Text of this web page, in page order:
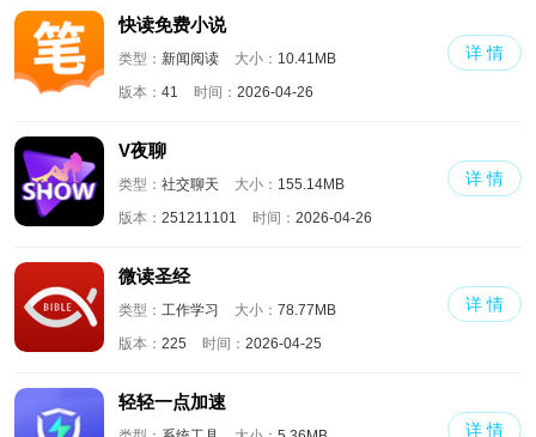
快读免费小说
类型： 新闻阅读 大小： 10.41MB
版本： 41 时间： 2026-04-26
详 情
V夜聊
类型： 社交聊天 大小： 155.14MB
版本： 251211101 时间： 2026-04-26
详 情
微读圣经
类型： 工作学习 大小： 78.77MB
版本： 225 时间： 2026-04-25
详 情
轻轻一点加速
详 情